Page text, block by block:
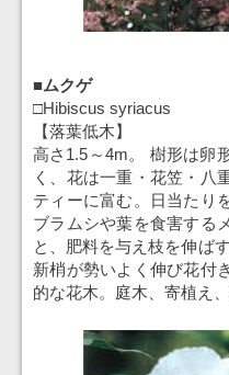
■ムクゲ
□Hibiscus syriacus
【落葉低木】
高さ1.5～4m。 樹形は卵
く、花は一重・花笠・八
ティーに富む。日当たり
ブラムシや葉を食害する
と、肥料を与え枝を伸ば
新梢が勢いよく伸び花付
的な花木。庭木、寄植え